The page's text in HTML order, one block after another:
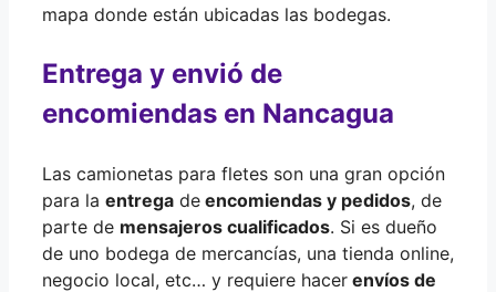
mapa donde están ubicadas las bodegas.
Entrega y envió de
encomiendas en Nancagua
Las camionetas para fletes son una gran opción
para la entrega de encomiendas y pedidos, de
parte de mensajeros cualificados. Si es dueño
de uno bodega de mercancías, una tienda online,
negocio local, etc… y requiere hacer envíos de